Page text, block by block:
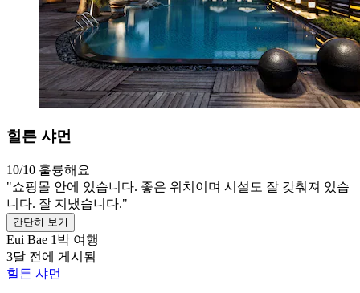
힐튼 샤먼
10/10 훌륭해요
"쇼핑몰 안에 있습니다. 좋은 위치이며 시설도 잘 갖춰져 있습
니다. 잘 지냈습니다."
간단히 보기
Eui Bae 1박 여행
3달 전에 게시됨
힐튼 샤먼